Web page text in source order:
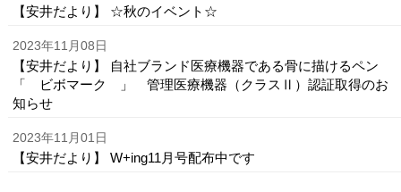
【安井だより】 ☆秋のイベント☆
2023年11月08日
【安井だより】 自社ブランド医療機器である骨に描けるペン
「 ビボマーク 」 管理医療機器（クラスⅡ）認証取得のお
知らせ
2023年11月01日
【安井だより】 W+ing11月号配布中です